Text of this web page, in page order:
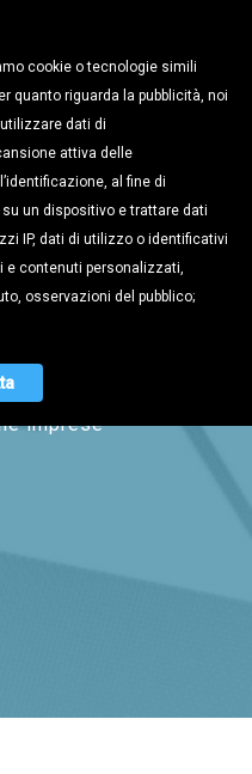
per le
imprese
cookie o tecnologie simili
quanto riguarda la pubblicità, noi
dati di
attiva delle
al fine di
un dispositivo e trattare dati
IP, dati di utilizzo o identificativi
e contenuti personalizzati,
osservazioni del pubblico;